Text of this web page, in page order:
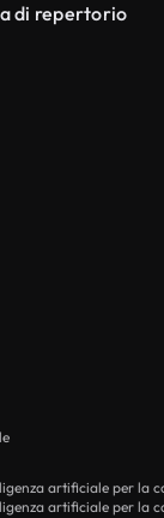
di repertorio
artificiale per la